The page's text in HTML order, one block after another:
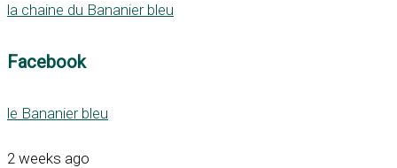
la chaine du Bananier bleu
Facebook
le Bananier bleu
2 weeks ago